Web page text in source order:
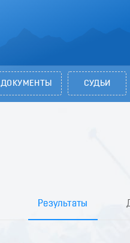
ДОКУМЕНТЫ СУДЬИ
Результаты